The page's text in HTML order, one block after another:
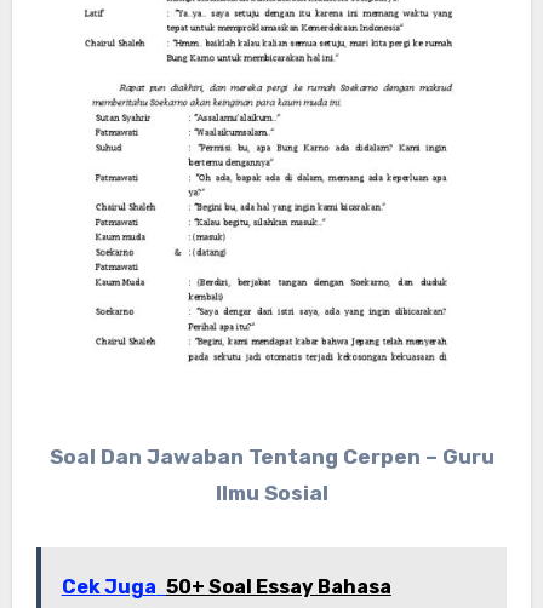
Soal Dan Jawaban Tentang Cerpen – Guru
Ilmu Sosial
Cek Juga 50+ Soal Essay Bahasa